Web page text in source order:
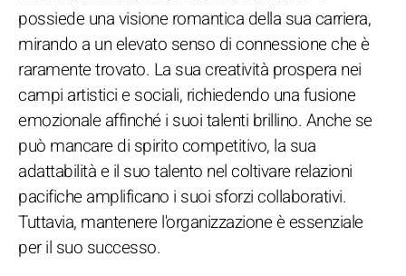
possiede una visione romantica della sua carriera,
mirando a un elevato senso di connessione che è
raramente trovato. La sua creatività prospera nei
campi artistici e sociali, richiedendo una fusione
emozionale affinché i suoi talenti brillino. Anche se
può mancare di spirito competitivo, la sua
adattabilità e il suo talento nel coltivare relazioni
pacifiche amplificano i suoi sforzi collaborativi.
Tuttavia, mantenere l'organizzazione è essenziale
per il suo successo.